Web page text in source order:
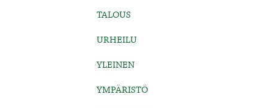
TALOUS
URHEILU
YLEINEN
YMPÄRISTÖ